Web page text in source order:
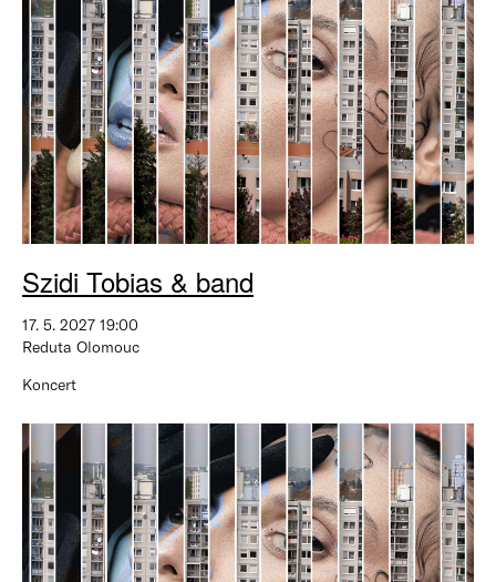
Szidi Tobias & band
17. 5. 2027 19:00
Reduta Olomouc
Koncert